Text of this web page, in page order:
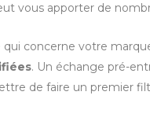
vous apporter de
qui concerne votre
. Un échange pré-
de faire un premier